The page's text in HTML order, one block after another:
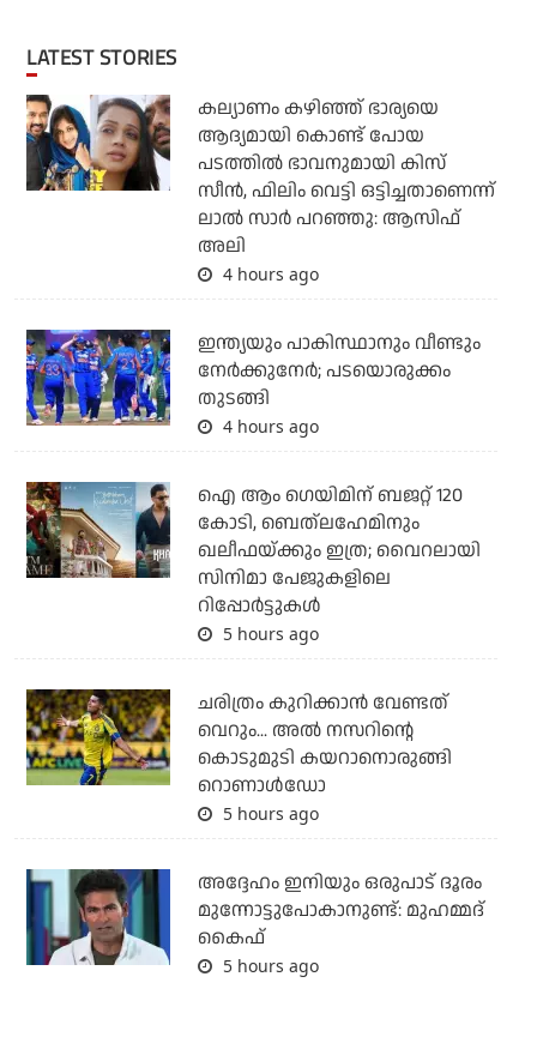
LATEST STORIES
കല്യാണം കഴിഞ്ഞ് ഭാര്യയെ
ആദ്യമായി കൊണ്ട് പോയ
പടത്തില്‍ ഭാവനുമായി കിസ്
സീന്‍, ഫിലിം വെട്ടി ഒട്ടിച്ചതാണെന്ന്
ലാല്‍ സാര്‍ പറഞ്ഞു: ആസിഫ്
അലി
4 hours ago
ഇന്ത്യയും പാകിസ്ഥാനും വീണ്ടും
നേര്‍ക്കുനേര്‍; പടയൊരുക്കം
തുടങ്ങി
4 hours ago
ഐ ആം ഗെയിമിന് ബജറ്റ് 120
കോടി, ബെത്‌ലഹേമിനും
ഖലീഫയ്ക്കും ഇത്ര; വൈറലായി
സിനിമാ പേജുകളിലെ
റിപ്പോര്‍ട്ടുകള്‍
5 hours ago
ചരിത്രം കുറിക്കാന്‍ വേണ്ടത്
വെറും... അല്‍ നസറിന്റെ
കൊടുമുടി കയറാനൊരുങ്ങി
റൊണാള്‍ഡോ
5 hours ago
അദ്ദേഹം ഇനിയും ഒരുപാട് ദൂരം
മുന്നോട്ടുപോകാനുണ്ട്: മുഹമ്മദ്
കൈഫ്
5 hours ago